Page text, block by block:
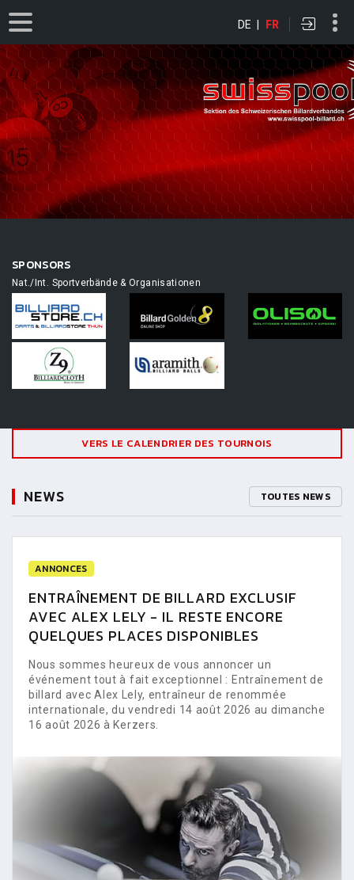
DE | FR
SPONSORS
Nat./Int. Sportverbände & Organisationen
VERS LE CALENDRIER DES TOURNOIS
NEWS TOUTES NEWS
ANNONCES
ENTRAÎNEMENT DE BILLARD EXCLUSIF
AVEC ALEX LELY - IL RESTE ENCORE
QUELQUES PLACES DISPONIBLES
Nous sommes heureux de vous annoncer un
événement tout à fait exceptionnel : Entraînement de
billard avec Alex Lely, entraîneur de renommée
internationale, du vendredi 14 août 2026 au dimanche
16 août 2026 à Kerzers.